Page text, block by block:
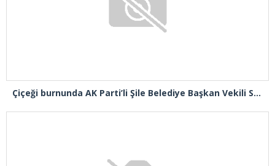
Çiçeği burnunda AK Parti’li Şile Belediye Başkan Vekili Sacit Terzi, teşkilatlarla piknikte buluştu